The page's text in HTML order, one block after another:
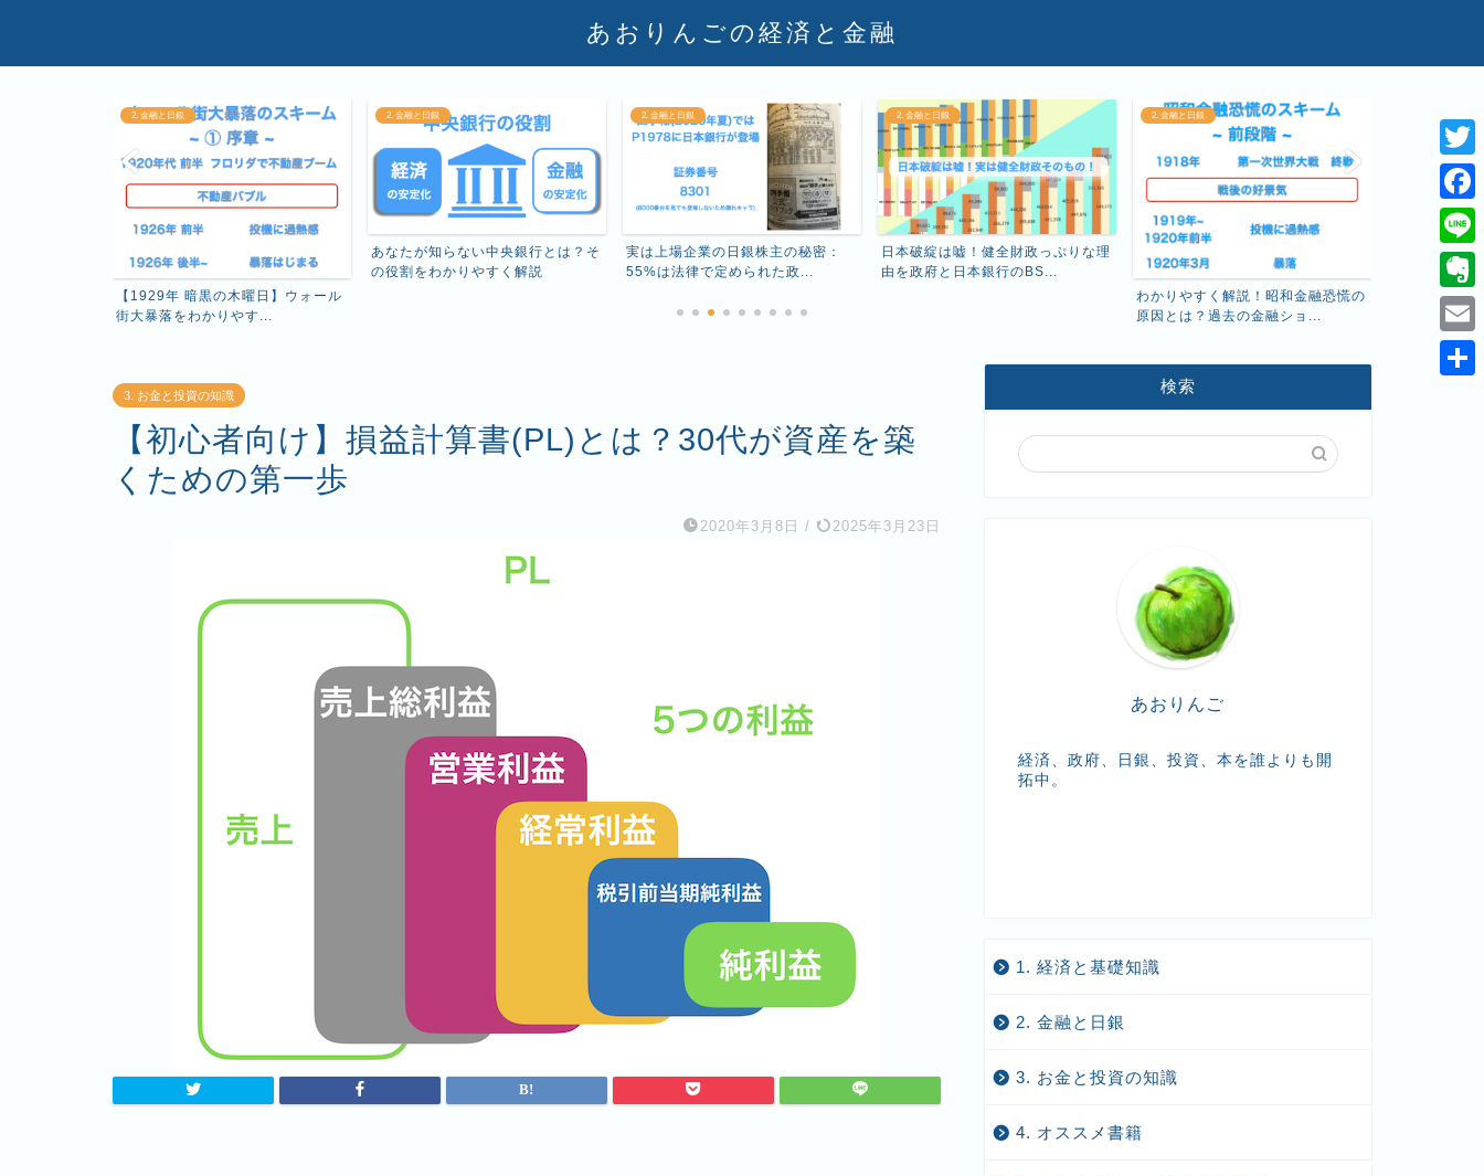
あおりんごの経済と金融
2. 金融と日銀
【1929年 暗黒の木曜日】ウォール
街大暴落をわかりやす...
2. 金融と日銀
あなたが知らない中央銀行とは？そ
の役割をわかりやすく解説
2. 金融と日銀
実は上場企業の日銀株主の秘密：
55%は法律で定められた政...
2. 金融と日銀
日本破綻は嘘！健全財政っぷりな理
由を政府と日本銀行のBS...
2. 金融と日銀
わかりやすく解説！昭和金融恐慌の
原因とは？過去の金融ショ...
え、こんな
厚生年金保
3. お金と投資の知識
【初心者向け】損益計算書(PL)とは？30代が資産を築
くための第一歩
2020年3月8日 / 2025年3月23日
検索
あおりんご
経済、政府、日銀、投資、本を誰よりも開
拓中。
1. 経済と基礎知識
2. 金融と日銀
3. お金と投資の知識
4. オススメ書籍
T
w
i
e
F
a
c
e
b
L
i
n
e
E
v
e
E